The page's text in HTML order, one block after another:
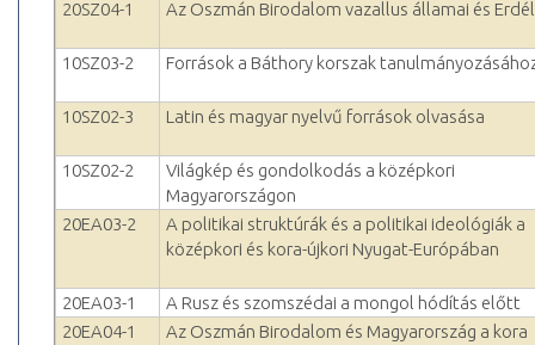
20SZ04-1 Az Oszmán Birodalom vazallus államai és
10SZ03-2 Források a Báthory korszak
10SZ02-3 Latin és magyar nyelvű források olvasása
10SZ02-2
Világkép és gondolkodás a középkori
Magyarországon
20EA03-2
A politikai struktúrák és a politikai ideológiák a
középkori és kora-újkori Nyugat-Európában
20EA03-1
A Rusz és szomszédai a mongol hódítás előtt
20EA04-1
Az Oszmán Birodalom és Magyarország a kora